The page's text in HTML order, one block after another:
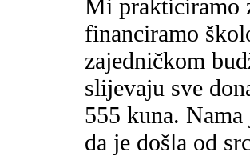
Mi prakticiramo
financiramo
zajedničkom
slijevaju sve
555 kuna.
da je došla od